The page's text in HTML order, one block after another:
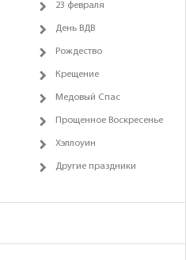
23 февраля
День ВДВ
Рождество
Крещение
Медовый Спас
Прощенное Воскресенье
Хэллоуин
Другие праздники